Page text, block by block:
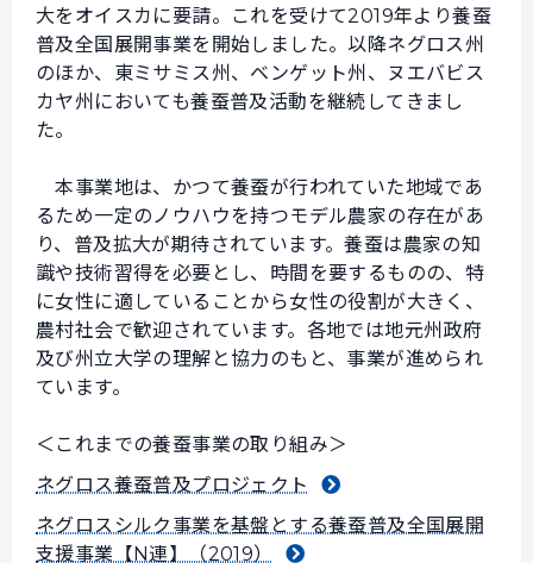
大をオイスカに要請。これを受けて2019年より養蚕
普及全国展開事業を開始しました。以降ネグロス州
のほか、東ミサミス州、ベンゲット州、ヌエバビス
カヤ州においても養蚕普及活動を継続してきまし
た。
本事業地は、かつて養蚕が行われていた地域であ
るため一定のノウハウを持つモデル農家の存在があ
り、普及拡大が期待されています。養蚕は農家の知
識や技術習得を必要とし、時間を要するものの、特
に女性に適していることから女性の役割が大きく、
農村社会で歓迎されています。各地では地元州政府
及び州立大学の理解と協力のもと、事業が進められ
ています。
＜これまでの養蚕事業の取り組み＞
ネグロス養蚕普及プロジェクト
ネグロスシルク事業を基盤とする養蚕普及全国展開
支援事業【N連】（2019）